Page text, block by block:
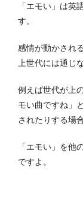
「エモい」は英
す。
感情が動かされ
上世代には通じ
例えば世代が上
モい曲ですね」
されたりする場
「エモい」を他
ですよ。